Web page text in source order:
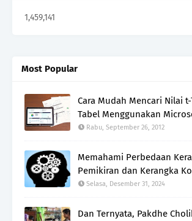
1,459,141
Most Popular
Cara Mudah Mencari Nilai
Tabel Menggunakan
Rabu, September 26, 2012
Memahami Perbedaan
Pemikiran dan Kerangka
Selasa, Desember 31, 2024
Dan Ternyata, Pakdhe